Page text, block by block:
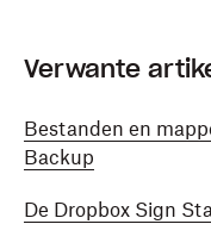
Verwante
Bestanden en
Backup
De Dropbox Sign